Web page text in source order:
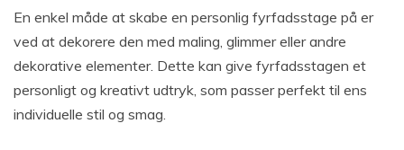
En enkel måde at skabe en personlig fyrfadsstage på er
ved at dekorere den med maling, glimmer eller andre
dekorative elementer. Dette kan give fyrfadsstagen et
personligt og kreativt udtryk, som passer perfekt til ens
individuelle stil og smag.